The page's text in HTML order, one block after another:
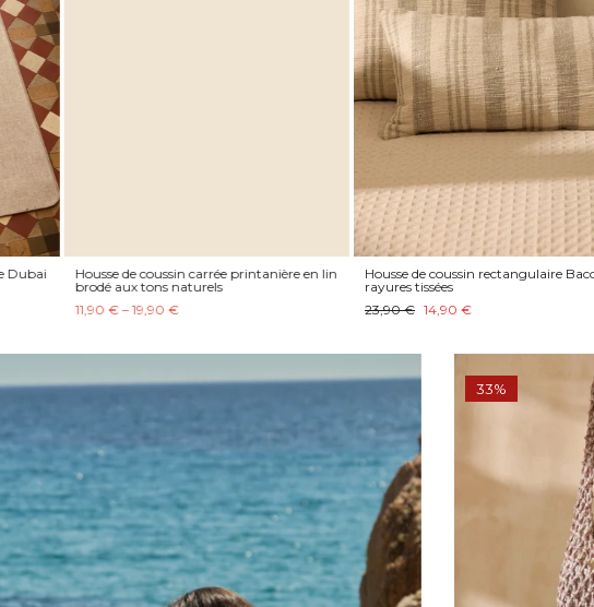
Housse de coussin carrée printanière en lin
brodé aux tons naturels
11,90 € – 19,90 €
Housse de coussin rectangulaire Bacoli à
rayures tissées
14,90 €
33%